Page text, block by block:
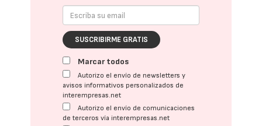
SUSCRIBIRME GRATIS
Marcar todos
Autorizo el envío de newsletters y
avisos informativos personalizados de
interempresas.net
Autorizo el envío de comunicaciones
de terceros vía interempresas.net